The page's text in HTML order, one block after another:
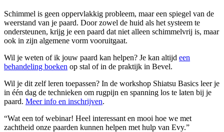
Schimmel is geen oppervlakkig probleem, maar een spiegel van de
weerstand van je paard. Door zowel de huid als het systeem te
ondersteunen, krijg je een paard dat niet alleen schimmelvrij is, maar
ook in zijn algemene vorm vooruitgaat.
Wil je weten of ik jouw paard kan helpen? Je kan altijd een
behandeling boeken op stal of in de praktijk in Bevel.
Wil je dit zelf leren toepassen? In de workshop Shiatsu Basics leer je
in één dag de technieken om rugpijn en spanning los te laten bij je
paard. Meer info en inschrijven.
“Wat een tof webinar! Heel interessant en mooi hoe we met
zachtheid onze paarden kunnen helpen met hulp van Evy.”